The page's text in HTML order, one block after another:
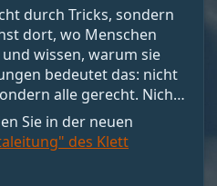
durch Tricks, sondern
dort, wo Menschen
wissen, warum sie
bedeutet das: nicht
alle gerecht. Nicht
schaffen, unter
kann. Nicht loben,
Und vor allem:
sie wollen dürfen."
Sie in der neuen
des Klett